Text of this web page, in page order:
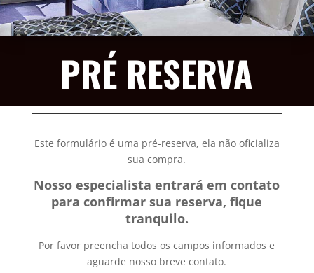
PRÉ RESERVA
Este formulário é uma pré-reserva, ela não oficializa
sua compra.
Nosso especialista entrará em contato
para confirmar sua reserva, fique
tranquilo.
Por favor preencha todos os campos informados e
aguarde nosso breve contato.